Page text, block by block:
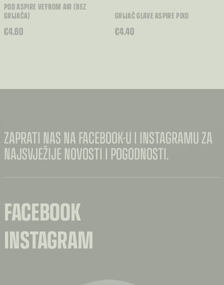
POD ASPIRE VEYNOM AIR (BEZ
GRIJAČA)
€4.60
GRIJAČ GLAVE ASPIRE PIXO
€4.40
ZAPRATI NAS NA FACEBOOK-U I INSTAGRAMU ZA
NAJSVJEŽIJE NOVOSTI I POGODNOSTI.
FACEBOOK
INSTAGRAM